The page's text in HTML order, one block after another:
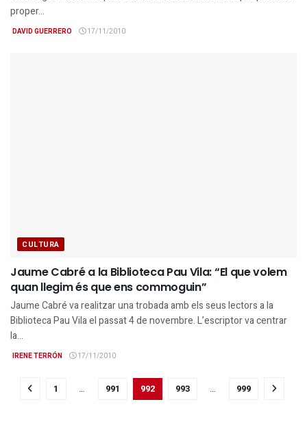
proper...
DAVID GUERRERO 17/11/2010
CULTURA
Jaume Cabré a la Biblioteca Pau Vila: “El que volem
quan llegim és que ens commoguin”
Jaume Cabré va realitzar una trobada amb els seus lectors a la
Biblioteca Pau Vila el passat 4 de novembre. L’escriptor va centrar
la...
IRENE TERRÓN 17/11/2010
1 … 991 992 993 … 999